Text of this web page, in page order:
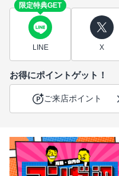
限定特典GET
LINE X
お得にポイントゲット！
ご来店ポイント